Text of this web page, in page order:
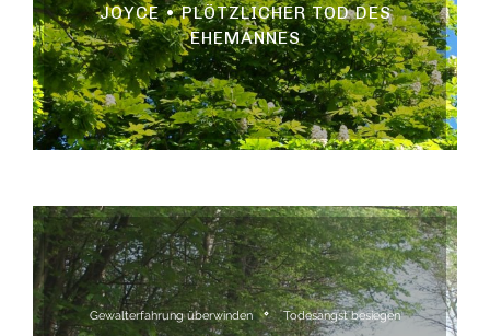
JOYCE • PLÖTZLICHER TOD DES
EHEMANNES
Gewalterfahrung überwinden Todesangst besiegen